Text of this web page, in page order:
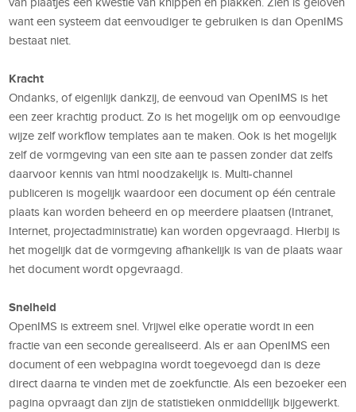
want een systeem dat eenvoudiger te gebruiken is dan OpenIMS
bestaat niet.
Kracht
Ondanks, of eigenlijk dankzij, de eenvoud van OpenIMS is het
een zeer krachtig product. Zo is het mogelijk om op eenvoudige
wijze zelf workflow templates aan te maken. Ook is het mogelijk
zelf de vormgeving van een site aan te passen zonder dat zelfs
daarvoor kennis van html noodzakelijk is. Multi-channel
publiceren is mogelijk waardoor een document op één centrale
plaats kan worden beheerd en op meerdere plaatsen (Intranet,
Internet, projectadministratie) kan worden opgevraagd. Hierbij is
het mogelijk dat de vormgeving afhankelijk is van de plaats waar
het document wordt opgevraagd.
Snelheid
OpenIMS is extreem snel. Vrijwel elke operatie wordt in een
fractie van een seconde gerealiseerd. Als er aan OpenIMS een
document of een webpagina wordt toegevoegd dan is deze
direct daarna te vinden met de zoekfunctie. Als een bezoeker een
pagina opvraagt dan zijn de statistieken onmiddellijk bijgewerkt.